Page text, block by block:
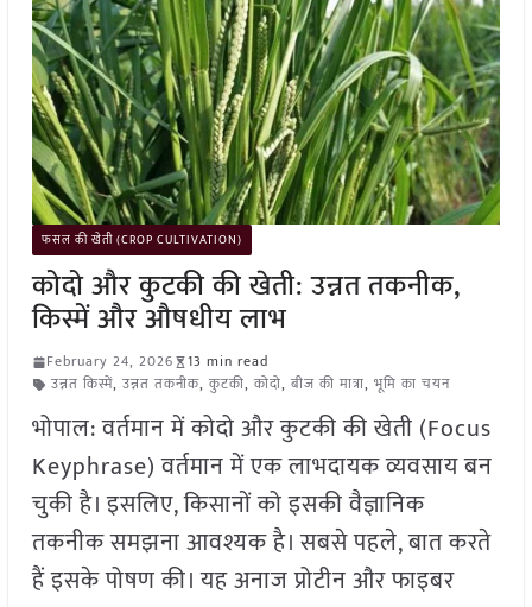
फसल की खेती (CROP CULTIVATION)
कोदो और कुटकी की खेती: उन्नत तकनीक,
किस्में और औषधीय लाभ
February 24, 2026
13 min read
उन्नत किस्में, उन्नत तकनीक, कुटकी, कोदो, बीज की मात्रा, भूमि का चयन
भोपाल: वर्तमान में कोदो और कुटकी की खेती (Focus
Keyphrase) वर्तमान में एक लाभदायक व्यवसाय बन
चुकी है। इसलिए, किसानों को इसकी वैज्ञानिक
तकनीक समझना आवश्यक है। सबसे पहले, बात करते
हैं इसके पोषण की। यह अनाज प्रोटीन और फाइबर